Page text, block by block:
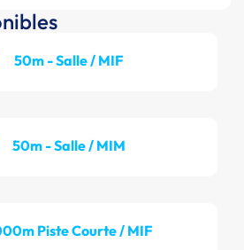
50m - Salle / MIF
50m - Salle / MIM
Piste Courte / MIF